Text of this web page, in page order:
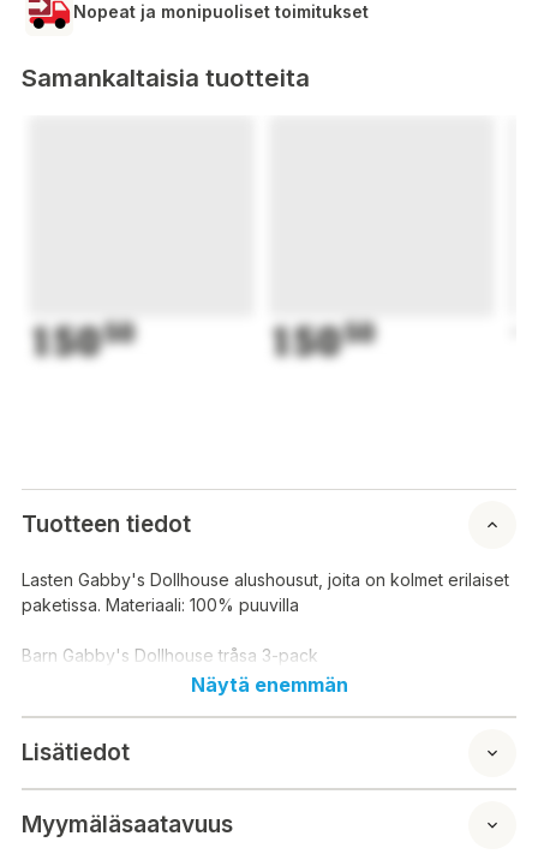
Nopeat ja monipuoliset toimitukset
Samankaltaisia tuotteita
15050 15050
Tuotteen tiedot
Lasten Gabby's Dollhouse alushousut, joita on kolmet erilaiset
paketissa. Materiaali: 100% puuvilla
Barn Gabby's Dollhouse tråsa 3-pack
Näytä enemmän
Lisätiedot
Myymäläsaatavuus